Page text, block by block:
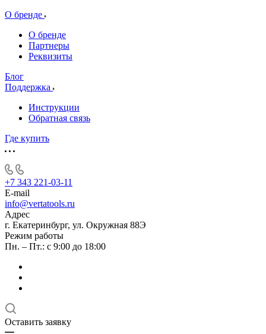
О бренде
О бренде
Партнеры
Реквизиты
Блог
Поддержка
Инструкции
Обратная связь
Где купить
+7 343 221-03-11
E-mail
info@vertatools.ru
Адрес
г. Екатеринбург, ул. Окружная 88Э
Режим работы
Пн. – Пт.: с 9:00 до 18:00
Оставить заявку